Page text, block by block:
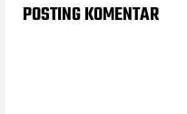
POSTING KOMENTAR